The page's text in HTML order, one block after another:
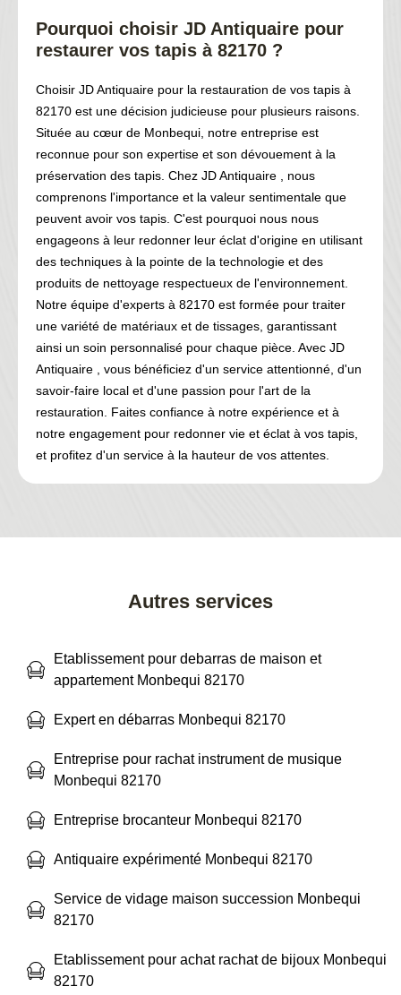
Pourquoi choisir JD Antiquaire pour
restaurer vos tapis à 82170 ?
Choisir JD Antiquaire pour la restauration de vos tapis à
82170 est une décision judicieuse pour plusieurs raisons.
Située au cœur de Monbequi, notre entreprise est
reconnue pour son expertise et son dévouement à la
préservation des tapis. Chez JD Antiquaire , nous
comprenons l'importance et la valeur sentimentale que
peuvent avoir vos tapis. C'est pourquoi nous nous
engageons à leur redonner leur éclat d'origine en utilisant
des techniques à la pointe de la technologie et des
produits de nettoyage respectueux de l'environnement.
Notre équipe d'experts à 82170 est formée pour traiter
une variété de matériaux et de tissages, garantissant
ainsi un soin personnalisé pour chaque pièce. Avec JD
Antiquaire , vous bénéficiez d'un service attentionné, d'un
savoir-faire local et d'une passion pour l'art de la
restauration. Faites confiance à notre expérience et à
notre engagement pour redonner vie et éclat à vos tapis,
et profitez d'un service à la hauteur de vos attentes.
Autres services
Etablissement pour debarras de maison et
appartement Monbequi 82170
Expert en débarras Monbequi 82170
Entreprise pour rachat instrument de musique
Monbequi 82170
Entreprise brocanteur Monbequi 82170
Antiquaire expérimenté Monbequi 82170
Service de vidage maison succession Monbequi
82170
Etablissement pour achat rachat de bijoux Monbequi
82170